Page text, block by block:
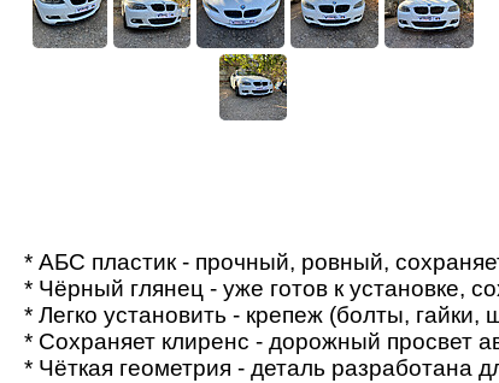
* АБС пластик - прочный, ровный,
* Чёрный глянец - уже готов к установке,
* Легко установить - крепеж (болты,
* Сохраняет клиренс - дорожный просвет
* Чёткая геометрия - деталь разработана